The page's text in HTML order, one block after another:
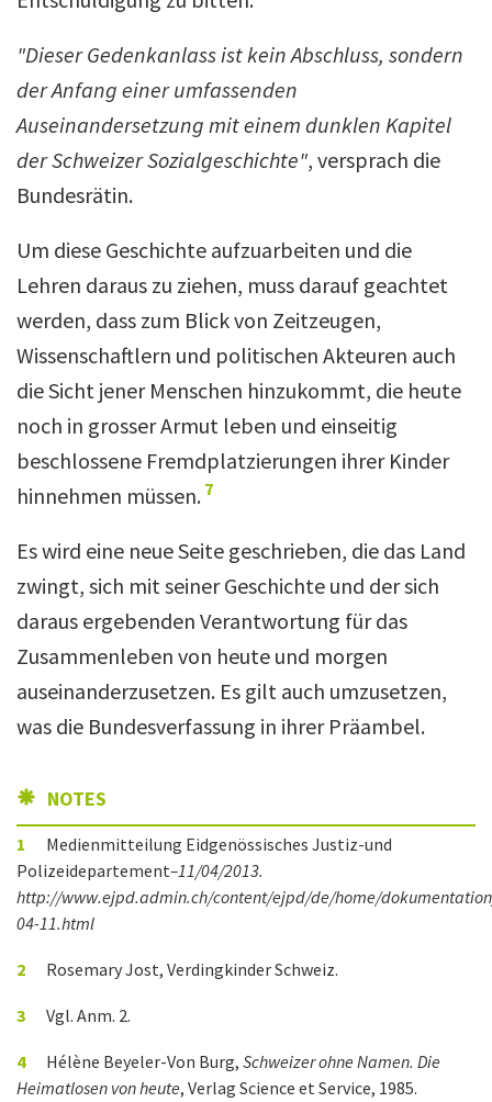
"Dieser Gedenkanlass ist kein Abschluss, sondern
der Anfang einer umfassenden
Auseinandersetzung mit einem dunklen Kapitel
der Schweizer Sozialgeschichte", versprach die
Bundesrätin.
Um diese Geschichte aufzuarbeiten und die
Lehren daraus zu ziehen, muss darauf geachtet
werden, dass zum Blick von Zeitzeugen,
Wissenschaftlern und politischen Akteuren auch
die Sicht jener Menschen hinzukommt, die heute
noch in grosser Armut leben und einseitig
beschlossene Fremdplatzierungen ihrer Kinder
hinnehmen müssen. 7
Es wird eine neue Seite geschrieben, die das Land
zwingt, sich mit seiner Geschichte und der sich
daraus ergebenden Verantwortung für das
Zusammenleben von heute und morgen
auseinanderzusetzen. Es gilt auch umzusetzen,
was die Bundesverfassung in ihrer Präambel.
NOTES
1
Medienmitteilung Eidgenössisches Justiz-und
Polizeidepartement–11/04/2013.
http://www.ejpd.admin.ch/content/ejpd/de/home/
04-11.html
2 Rosemary Jost, Verdingkinder Schweiz.
3 Vgl. Anm. 2.
4 Hélène Beyeler-Von Burg, Schweizer ohne Namen. Die
Heimatlosen von heute, Verlag Science et Service, 1985.